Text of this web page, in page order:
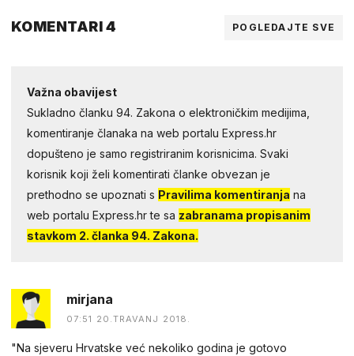
KOMENTARI 4 POGLEDAJTE SVE
Važna obavijest
Sukladno članku 94. Zakona o elektroničkim medijima,
komentiranje članaka na web portalu Express.hr
dopušteno je samo registriranim korisnicima. Svaki
korisnik koji želi komentirati članke obvezan je
prethodno se upoznati s Pravilima komentiranja na
web portalu Express.hr te sa zabranama propisanim
stavkom 2. članka 94. Zakona.
mirjana
07:51 20.TRAVANJ 2018.
"Na sjeveru Hrvatske već nekoliko godina je gotovo